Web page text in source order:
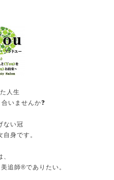
人生
いませんか❓
ない冠
身です。
追師®️でありたい。